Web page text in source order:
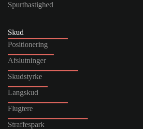
Spurthastighed
Skud
Positionering
Afslutninger
Skudstyrke
Langskud
Flugtere
Straffespark